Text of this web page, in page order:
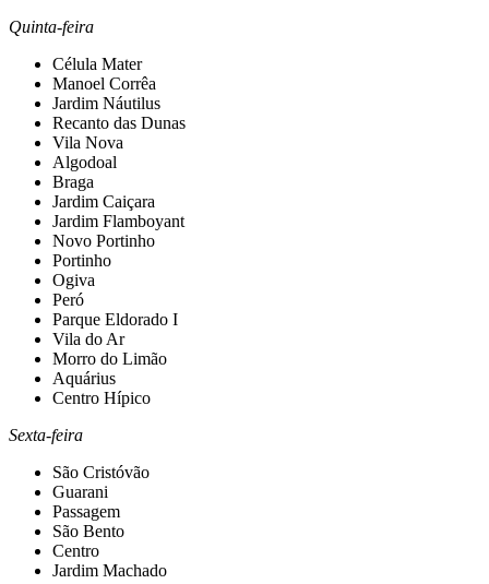
Quinta-feira
Célula Mater
Manoel Corrêa
Jardim Náutilus
Recanto das Dunas
Vila Nova
Algodoal
Braga
Jardim Caiçara
Jardim Flamboyant
Novo Portinho
Portinho
Ogiva
Peró
Parque Eldorado I
Vila do Ar
Morro do Limão
Aquárius
Centro Hípico
Sexta-feira
São Cristóvão
Guarani
Passagem
São Bento
Centro
Jardim Machado